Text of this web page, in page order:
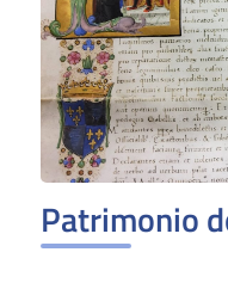
Patrimonio